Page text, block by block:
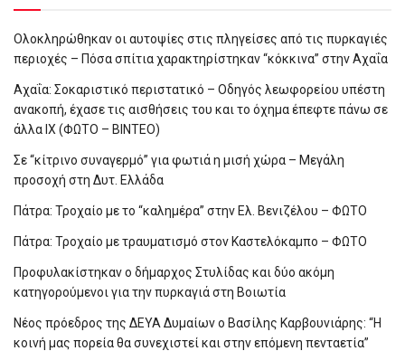
Ολοκληρώθηκαν οι αυτοψίες στις πληγείσες από τις πυρκαγιές
περιοχές – Πόσα σπίτια χαρακτηρίστηκαν “κόκκινα” στην Αχαΐα
Αχαΐα: Σοκαριστικό περιστατικό – Οδηγός λεωφορείου υπέστη
ανακοπή, έχασε τις αισθήσεις του και το όχημα έπεφτε πάνω σε
άλλα ΙΧ (ΦΩΤΟ – ΒΙΝΤΕΟ)
Σε “κίτρινο συναγερμό” για φωτιά η μισή χώρα – Μεγάλη
προσοχή στη Δυτ. Ελλάδα
Πάτρα: Τροχαίο με το “καλημέρα” στην Ελ. Βενιζέλου – ΦΩΤΟ
Πάτρα: Τροχαίο με τραυματισμό στον Καστελόκαμπο – ΦΩΤΟ
Προφυλακίστηκαν ο δήμαρχος Στυλίδας και δύο ακόμη
κατηγορούμενοι για την πυρκαγιά στη Βοιωτία
Νέος πρόεδρος της ΔΕΥΑ Δυμαίων ο Βασίλης Καρβουνιάρης: “Η
κοινή μας πορεία θα συνεχιστεί και στην επόμενη πενταετία”